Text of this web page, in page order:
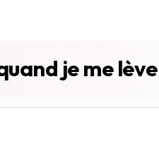
je me lève